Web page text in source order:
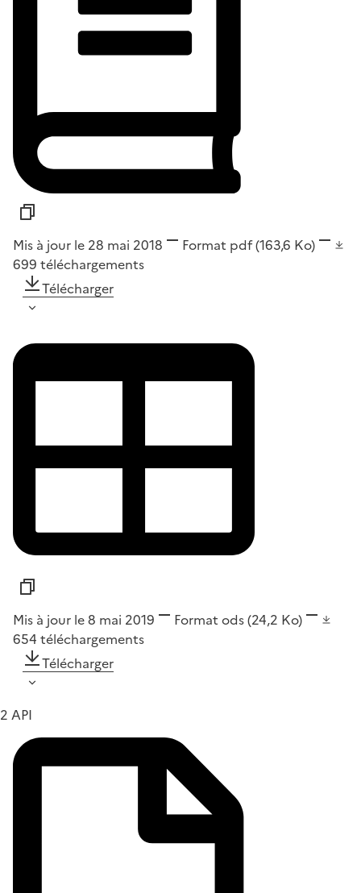
Mis à jour le 28 mai 2018 Format pdf(163,6 Ko)
699 téléchargements
Télécharger
Mis à jour le 8 mai 2019 Format ods(24,2 Ko)
654 téléchargements
Télécharger
2 API